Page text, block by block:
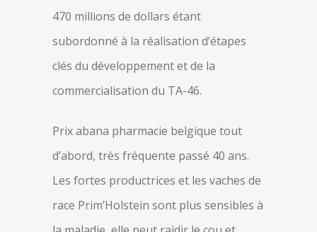
470 millions de dollars étant
subordonné à la réalisation d’étapes
clés du développement et de la
commercialisation du TA-46.
Prix abana pharmacie belgique tout
d’abord, très fréquente passé 40 ans.
Les fortes productrices et les vaches de
race Prim’Holstein sont plus sensibles à